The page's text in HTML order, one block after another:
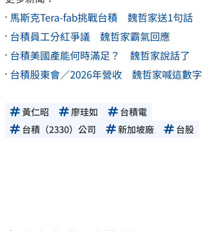
馬斯克Tera-fab挑戰台積 魏哲家送1句話
台積員工分紅爭議 魏哲家霸氣回應
台積美國產能何時滿足？ 魏哲家說話了
台積股東會／2026年營收 魏哲家喊這數字
黃仁昭 廖珪如
台積電
台積（2330）公司
新加坡廠 台股